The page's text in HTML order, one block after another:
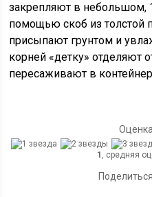
закрепляют в небольшом,
помощью скоб из толстой
присыпают грунтом и
корней «детку» отделяют
пересаживают в
1 , средняя